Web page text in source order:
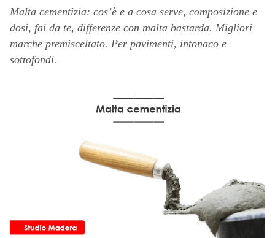
Malta cementizia: cos’è e a cosa serve, composizione e
dosi, fai da te, differenze con malta bastarda. Migliori
marche premisceltato. Per pavimenti, intonaco e
sottofondi.